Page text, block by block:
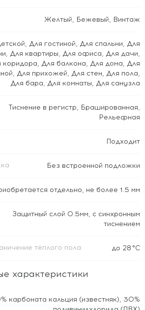
Желтый, Бежевый, Винтаж
, Для гостиной, Для спальни, Для
, Для квартиры, Для офиса, Для дачи,
коридора, Для балкона, Для дома, Для
, Для прихожей, Для стен, Для пола,
Для бара, Для комнаты, Для санузла
Тиснение в регистр, Брашированная,
Рельефная
Подходит
Без встроенной подложки
отдельно, не более 1.5 мм
Защитный слой 0.5мм, с синхронным
тиснением
тёплого пола до 28 °C
характеристики
карбоната кальция (известняк), 30%